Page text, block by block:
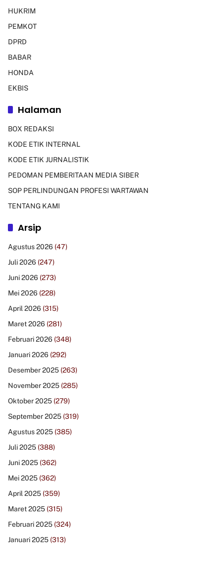
HUKRIM
PEMKOT
DPRD
BABAR
HONDA
EKBIS
Halaman
BOX REDAKSI
KODE ETIK INTERNAL
KODE ETIK JURNALISTIK
PEDOMAN PEMBERITAAN MEDIA SIBER
SOP PERLINDUNGAN PROFESI WARTAWAN
TENTANG KAMI
Arsip
Agustus 2026 (47)
Juli 2026 (247)
Juni 2026 (273)
Mei 2026 (228)
April 2026 (315)
Maret 2026 (281)
Februari 2026 (348)
Januari 2026 (292)
Desember 2025 (263)
November 2025 (285)
Oktober 2025 (279)
September 2025 (319)
Agustus 2025 (385)
Juli 2025 (388)
Juni 2025 (362)
Mei 2025 (362)
April 2025 (359)
Maret 2025 (315)
Februari 2025 (324)
Januari 2025 (313)